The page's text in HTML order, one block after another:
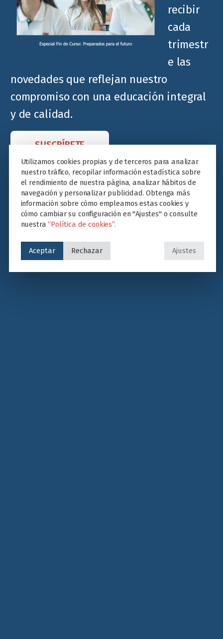
recibir
cada
trimestr
e las
novedades que reflejan nuestro
compromiso con una educación integral
y de calidad.
SUSCRÍBETE
Utilizamos cookies propias y de terceros para analizar
nuestro tráfico, recopilar información estadística sobre
el rendimiento de nuestra página, analizar hábitos de
navegación y personalizar publicidad. Obtenga más
información sobre cómo empleamos estas cookies y
cómo cambiar su configuración en "Ajustes" o consulte
nuestra“Política de cookies”.
Aceptar Rechazar Ajustes